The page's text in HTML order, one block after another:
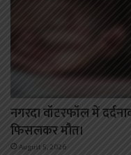
नगरदा वॉटरफॉल में
फिसलकर मौत।
August 5, 2026